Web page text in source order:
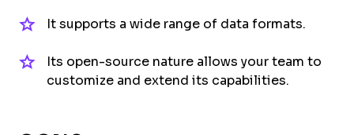
It supports a wide range of data formats.
Its open-source nature allows your team to
customize and extend its capabilities.